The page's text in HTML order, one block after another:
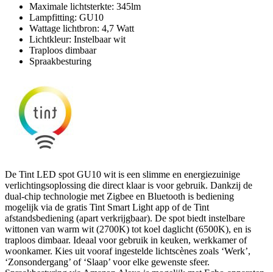
Maximale lichtsterkte: 345lm
Lampfitting: GU10
Wattage lichtbron: 4,7 Watt
Lichtkleur: Instelbaar wit
Traploos dimbaar
Spraakbesturing
De Tint LED spot GU10 wit is een slimme en energiezuinige
verlichtingsoplossing die direct klaar is voor gebruik. Dankzij de
dual-chip technologie met Zigbee en Bluetooth is bediening
mogelijk via de gratis Tint Smart Light app of de Tint
afstandsbediening (apart verkrijgbaar). De spot biedt instelbare
wittonen van warm wit (2700K) tot koel daglicht (6500K), en is
traploos dimbaar. Ideaal voor gebruik in keuken, werkkamer of
woonkamer. Kies uit vooraf ingestelde lichtscènes zoals ‘Werk’,
‘Zonsondergang’ of ‘Slaap’ voor elke gewenste sfeer.